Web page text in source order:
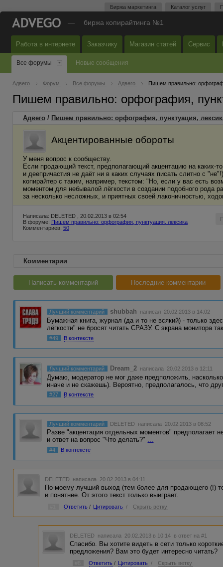
Биржа маркетинга Каталог услуг
— биржа копирайтинга №1
Работа в интернете Заказчику Магазин статей Сервис
Все форумы Новые сообщения
Адвего Форум Все форумы Адвего Пишем правильно:
Пишем правильно: орфография,
Адвего / Пишем правильно: орфография, пунктуация,
Акцентированные обороты
У меня вопрос к сообществу.
Если продающий текст, предполагающий акцентацию на каких-
и деепричастия не даёт ни в каких случаях писать слитно с
копирайтер с таким, например, текстом: "Но, если у вас есть
моментом для небывалой лёгкости в создании подобного рода
за несколько несложных, и приятных своей лаконичностью,
Написала: DELETED , 20.02.2013 в 02:54
В форуме: Пишем правильно: орфография, пунктуация, лексика
Комментариев: 50
Комментарии
Написать комментарий Последние комментарии
Лучший комментарий shubbah написал 20.02.2013 в 14:02
Бумажная книга, журнал (да и то не всякий) - только
лёгкости" не бросят читать СРАЗУ. С экрана монитора
#49 В контексте
Лучший комментарий Dream_2 написала 20.02.2013 в 12:11
Думаю, модератор не мог даже предположить,
иначе и не скажешь). Вероятно, предполагалось, что
#27 В контексте
Лучший комментарий DELETED написала 20.02.2013 в 08:52
Разве "акцентация отдельных моментов" предполагает
и ответ на вопрос "Что делать?" ...
#4 В контексте
DELETED написала 20.02.2013 в 04:11
По-моему лучший выход (тем более для продающего (!)
и понятнее. От этого текст только выиграет.
Ответить / Цитировать / Скрыть ветку
DELETED написала 20.02.2013 в 10:14 в ответ на #1
Спасибо. Вы хотите видеть в сети только
предложения? Вам это будет интересно читать?
Ответить / Цитировать / Скрыть ветку